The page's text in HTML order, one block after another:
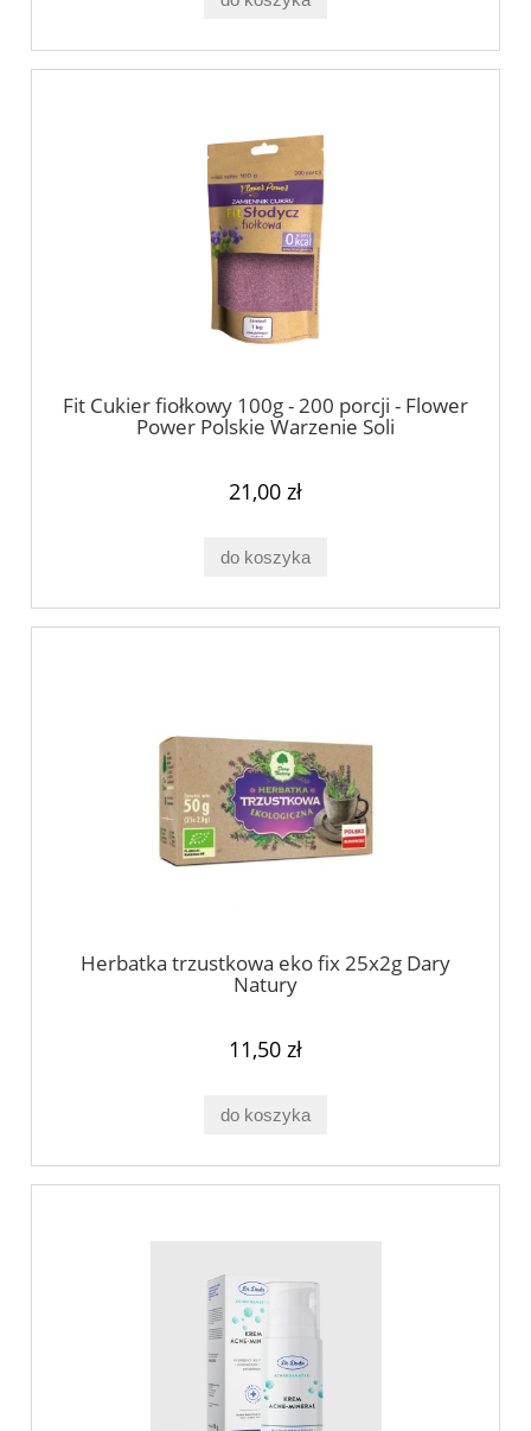
Fit Cukier fiołkowy 100g - 200 porcji - Flower
Power Polskie Warzenie Soli
21,00 zł
do koszyka
Herbatka trzustkowa eko fix 25x2g Dary
Natury
11,50 zł
do koszyka